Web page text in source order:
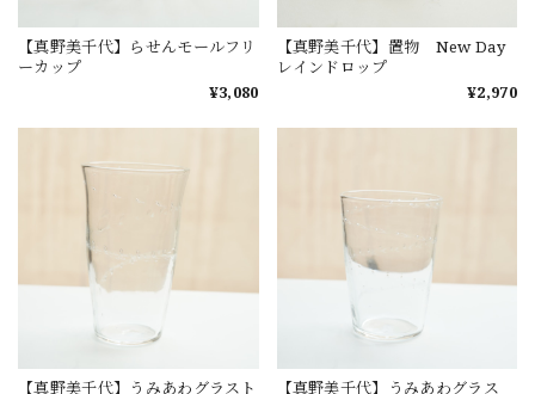
【真野美千代】らせんモールフリ
ーカップ
¥3,080
【真野美千代】置物 New Day
レインドロップ
¥2,970
【真野美千代】うみあわグラスト
【真野美千代】うみあわグラス